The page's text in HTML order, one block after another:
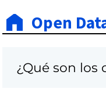
Open
¿Qué son los